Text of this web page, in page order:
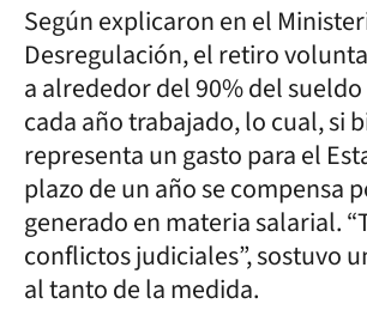
Según explicaron en el
Desregulación, el retiro
a alrededor del 90% del
cada año trabajado, lo cual, si
representa un gasto para el
plazo de un año se compensa
generado en materia salarial.
conflictos judiciales”, sostuvo
al tanto de la medida.